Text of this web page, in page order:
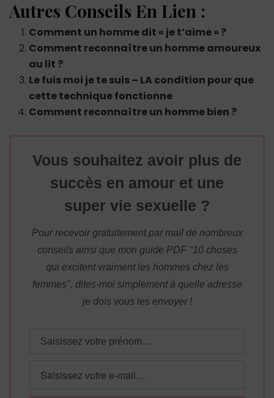
Autres Conseils En Lien :
Comment un homme dit « je t’aime » ?
Comment reconnaître un homme amoureux
au lit ?
Le fuis moi je te suis – LA condition pour que
cette technique fonctionne
Comment reconnaître un homme bien ?
Vous souhaitez avoir plus de
succès en amour et une
super vie sexuelle ?
Pour recevoir gratuitement par mail de nombreux
conseils ainsi que mon guide PDF "10 choses
qui excitent vraiment les hommes chez les
femmes", dites-moi simplement à quelle adresse
je dois vous les envoyer !